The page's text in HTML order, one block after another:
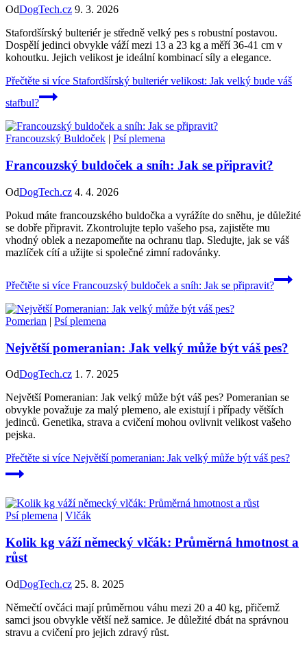
OdDogTech.cz 9. 3. 2026
Stafordšírský bulteriér je středně velký pes s robustní postavou.
Dospělí jedinci obvykle váží mezi 13 a 23 kg a měří 36-41 cm v
kohoutku. Jejich velikost je ideální kombinací síly a elegance.
Přečtěte si více Stafordšírský bulteriér velikost: Jak velký bude váš
stafbul?
Francouzský Buldoček | Psí plemena
Francouzský buldoček a sníh: Jak se připravit?
OdDogTech.cz 4. 4. 2026
Pokud máte francouzského buldočka a vyrážíte do sněhu, je důležité
se dobře připravit. Zkontrolujte teplo vašeho psa, zajistěte mu
vhodný oblek a nezapomeňte na ochranu tlap. Sledujte, jak se váš
mazlíček cítí a užijte si společné zimní radovánky.
Přečtěte si více Francouzský buldoček a sníh: Jak se připravit?
Pomerian | Psí plemena
Největší pomeranian: Jak velký může být váš pes?
OdDogTech.cz 1. 7. 2025
Největší Pomeranian: Jak velký může být váš pes? Pomeranian se
obvykle považuje za malý plemeno, ale existují i případy větších
jedinců. Genetika, strava a cvičení mohou ovlivnit velikost vašeho
pejska.
Přečtěte si více Největší pomeranian: Jak velký může být váš pes?
Psí plemena | Vlčák
Kolik kg váží německý vlčák: Průměrná hmotnost a
růst
OdDogTech.cz 25. 8. 2025
Němečtí ovčáci mají průměrnou váhu mezi 20 a 40 kg, přičemž
samci jsou obvykle větší než samice. Je důležité dbát na správnou
stravu a cvičení pro jejich zdravý růst.